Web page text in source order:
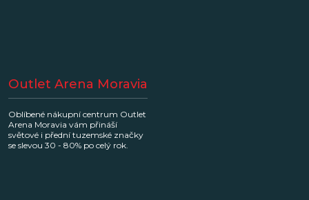
Outlet Arena Moravia
Oblíbené nákupní centrum Outlet
Arena Moravia vám přináší
světové i přední tuzemské značky
se slevou 30 - 80% po celý rok.